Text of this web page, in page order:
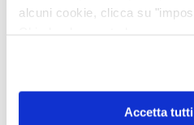
alcuni cookie, clicca su
Privacy policy
Accetta
relationships